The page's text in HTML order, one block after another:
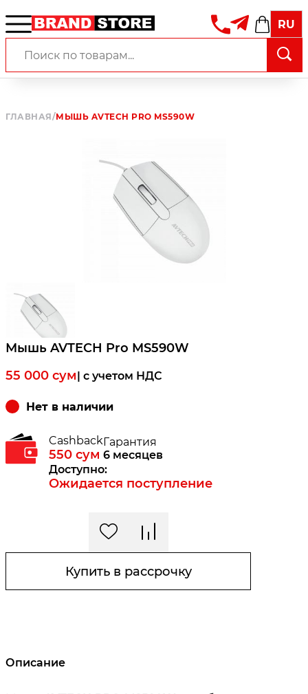
RU
ГЛАВНАЯ/МЫШЬ AVTECH PRO MS590W
Мышь AVTECH Pro MS590W
55 000 сум| c учетом НДС
Нет в наличии
Cashback
550 сум
Гарантия
6 месяцев
Доступно:
Ожидается поступление
Купить в рассрочку
Описание